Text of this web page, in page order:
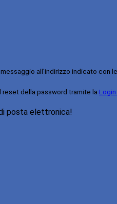
messaggio all'indirizzo indicato con
reset della password tramite la
posta elettronica!